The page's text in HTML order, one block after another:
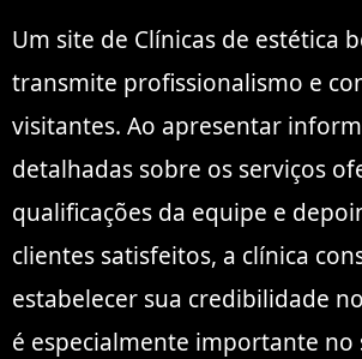
Um site de Clínicas de estética
transmite profissionalismo e
visitantes. Ao apresentar
detalhadas sobre os serviços
qualificações da equipe e
clientes satisfeitos, a clínica
estabelecer sua credibilidade
é especialmente importante no